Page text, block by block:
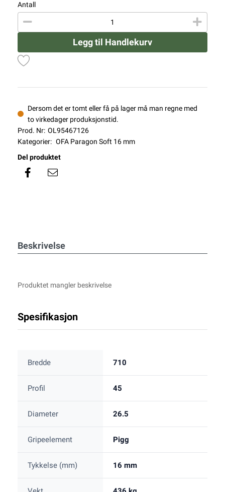
Antall
Legg til Handlekurv
Dersom det er tomt eller få på lager må man regne med
to virkedager produksjonstid.
Prod. Nr: OL95467126
Kategorier: OFA Paragon Soft 16 mm
Del produktet
Beskrivelse
Produktet mangler beskrivelse
Spesifikasjon
Bredde 710
Profil 45
Diameter 26.5
Gripeelement Pigg
Tykkelse (mm) 16 mm